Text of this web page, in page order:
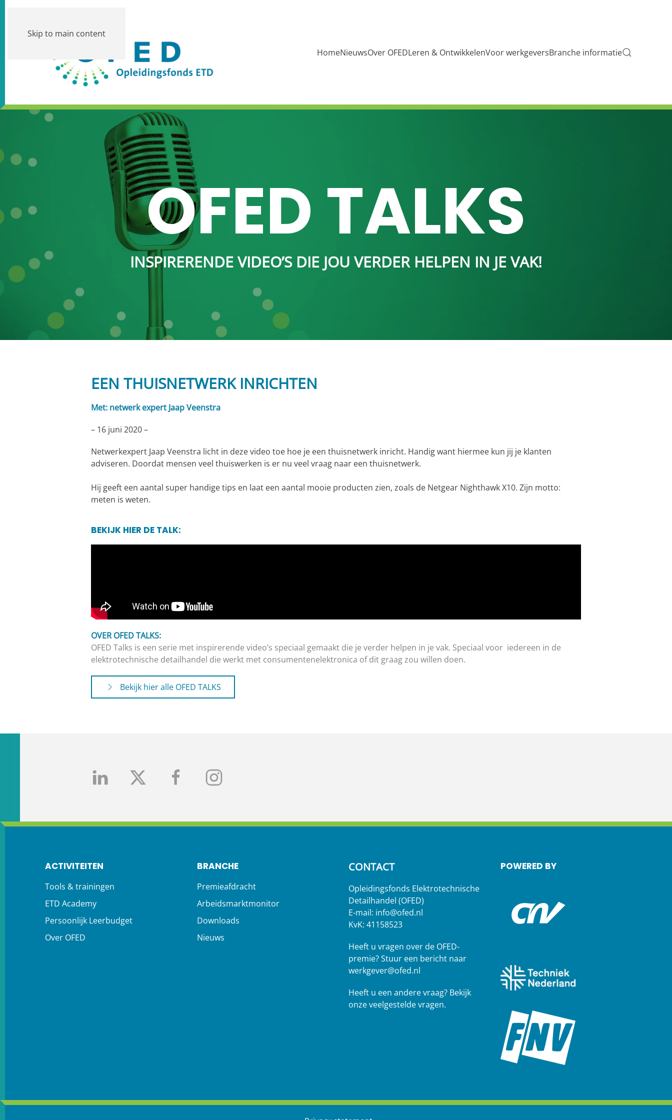
Skip to main content
HomeNieuwsOver OFEDLeren & OntwikkelenVoor werkgeversBranche informatie
OFED TALKS
INSPIRERENDE VIDEO’S DIE JOU VERDER HELPEN IN JE VAK!
EEN THUISNETWERK INRICHTEN
Met: netwerk expert Jaap Veenstra
– 16 juni 2020 –
Netwerkexpert Jaap Veenstra licht in deze video toe hoe je een thuisnetwerk inricht. Handig want hiermee kun jij je klanten
adviseren. Doordat mensen veel thuiswerken is er nu veel vraag naar een thuisnetwerk.
Hij geeft een aantal super handige tips en laat een aantal mooie producten zien, zoals de Netgear Nighthawk X10. Zijn motto:
meten is weten.
BEKIJK HIER DE TALK:
OVER OFED TALKS:
OFED Talks is een serie met inspirerende video’s speciaal gemaakt die je verder helpen in je vak. Speciaal voor iedereen in de
elektrotechnische detailhandel die werkt met consumentenelektronica of dit graag zou willen doen.
Bekijk hier alle OFED TALKS
ACTIVITEITEN
Tools & trainingen
ETD Academy
Persoonlijk Leerbudget
Over OFED
BRANCHE
Premieafdracht
Arbeidsmarktmonitor
Downloads
Nieuws
CONTACT
Opleidingsfonds Elektrotechnische
Detailhandel (OFED)
E-mail: info@ofed.nl
KvK: 41158523
Heeft u vragen over de OFED-
premie? Stuur een bericht naar
werkgever@ofed.nl
Heeft u een andere vraag? Bekijk
onze veelgestelde vragen.
POWERED BY